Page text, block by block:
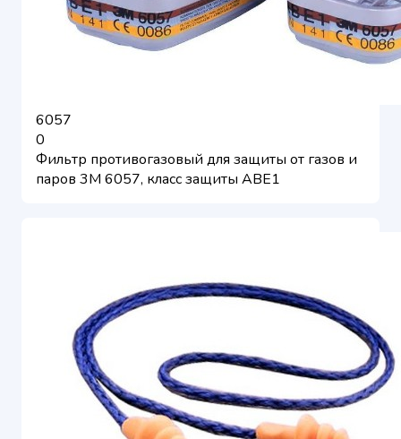
6057
0
Фильтр противогазовый для защиты от газов и
паров 3M 6057, класс защиты ABE1